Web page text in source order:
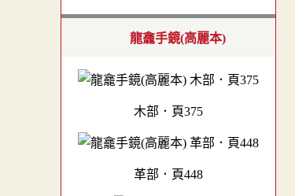
龍龕手鏡(高麗本)
木部．頁375
革部．頁448